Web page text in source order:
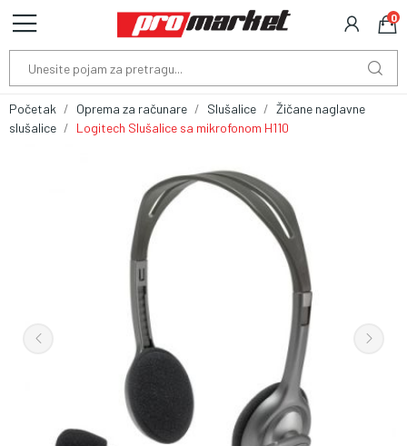
0
Početak Oprema za računare Slušalice
Žičane naglavne
slušalice
Logitech Slušalice sa mikrofonom H110